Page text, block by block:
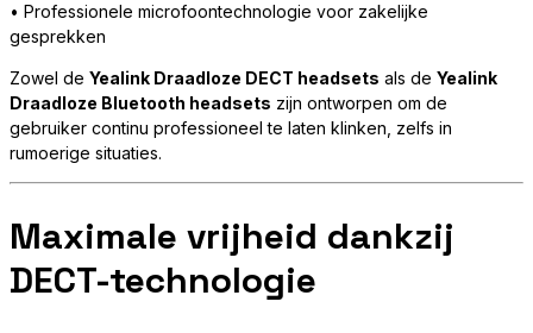
• Professionele microfoontechnologie voor zakelijke
gesprekken
Zowel de Yealink Draadloze DECT headsets als de Yealink
Draadloze Bluetooth headsets zijn ontworpen om de
gebruiker continu professioneel te laten klinken, zelfs in
rumoerige situaties.
Maximale vrijheid dankzij
DECT-technologie